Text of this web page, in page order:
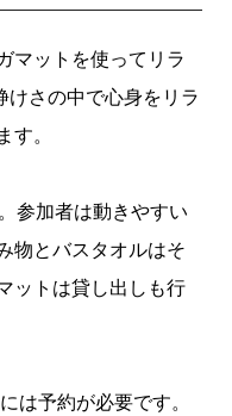
マットを使ってリラ
けさの中で心身をリラ
。
参加者は動きやすい
物とバスタオルはそ
ットは貸し出しも行
は予約が必要です。